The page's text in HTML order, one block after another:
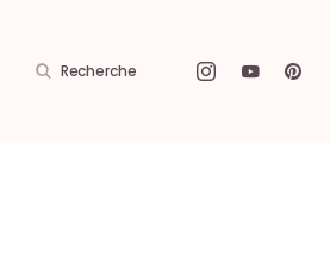
Recherche